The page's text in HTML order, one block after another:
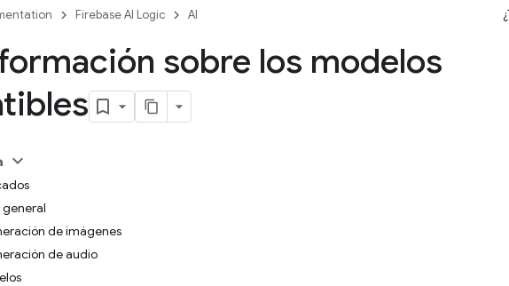
Firebase AI Logic AI
sobre los modelos
general
de imágenes
de audio